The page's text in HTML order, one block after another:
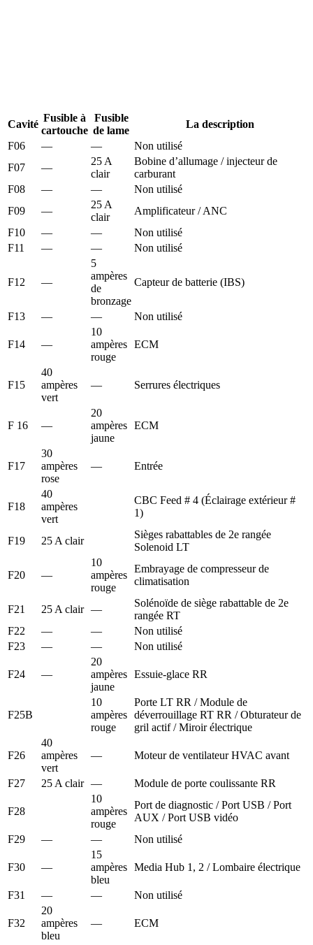
Cavité
Fusible à
cartouche
Fusible
de lame
La description
F06
— —
Non utilisé
F07
—
25 A
clair
Bobine d’allumage / injecteur de
carburant
F08
— —
Non utilisé
F09
—
25 A
clair
Amplificateur / ANC
F10
— —
Non utilisé
F11
— — Non utilisé
F12 —
5
ampères
de
bronzage
Capteur de batterie (IBS)
F13 — — Non utilisé
F14 —
10
ampères
rouge
ECM
F15
40
ampères
vert
— Serrures électriques
F 16 —
20
ampères
jaune
ECM
F17
30
ampères
rose
— Entrée
F18
40
ampères
vert
CBC Feed # 4 (Éclairage extérieur #
1)
F19 25 A clair
Sièges rabattables de 2e rangée
Solenoid LT
F20 —
10
ampères
rouge
Embrayage de compresseur de
climatisation
F21 25 A clair —
Solénoïde de siège rabattable de 2e
rangée RT
F22
— —
Non utilisé
F23
— — Non utilisé
F24 —
20
ampères
jaune
Essuie-glace RR
F25B
10
ampères
rouge
Porte LT RR / Module de
déverrouillage RT RR / Obturateur de
gril actif / Miroir électrique
F26
40
ampères
vert
— Moteur de ventilateur HVAC avant
F27 25 A clair — Module de porte coulissante RR
F28
10
ampères
rouge
Port de diagnostic / Port USB / Port
AUX / Port USB vidéo
F29
— — Non utilisé
F30 —
15
ampères
bleu
Media Hub 1, 2 / Lombaire électrique
F31 — — Non utilisé
F32
20
ampères
bleu
— ECM